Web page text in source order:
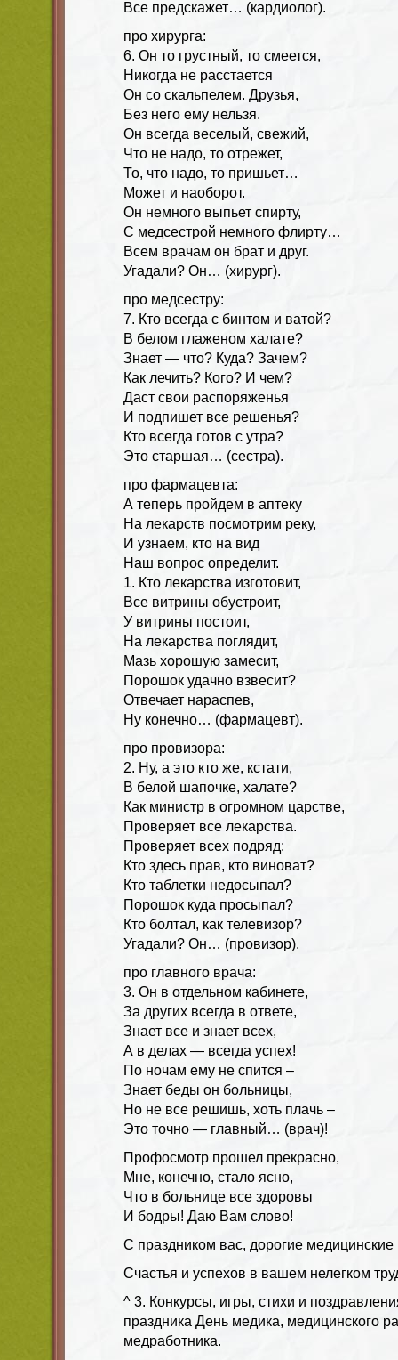
Все предскажет… (кардиолог).
про хирурга:
6. Он то грустный, то смеется,
Никогда не расстается
Он со скальпелем. Друзья,
Без него ему нельзя.
Он всегда веселый, свежий,
Что не надо, то отрежет,
То, что надо, то пришьет…
Может и наоборот.
Он немного выпьет спирту,
С медсестрой немного флирту…
Всем врачам он брат и друг.
Угадали? Он… (хирург).
про медсестру:
7. Кто всегда с бинтом и ватой?
В белом глаженом халате?
Знает — что? Куда? Зачем?
Как лечить? Кого? И чем?
Даст свои распоряженья
И подпишет все решенья?
Кто всегда готов с утра?
Это старшая… (сестра).
про фармацевта:
А теперь пройдем в аптеку
На лекарств посмотрим реку,
И узнаем, кто на вид
Наш вопрос определит.
1. Кто лекарства изготовит,
Все витрины обустроит,
У витрины постоит,
На лекарства поглядит,
Мазь хорошую замесит,
Порошок удачно взвесит?
Отвечает нараспев,
Ну конечно… (фармацевт).
про провизора:
2. Ну, а это кто же, кстати,
В белой шапочке, халате?
Как министр в огромном царстве,
Проверяет все лекарства.
Проверяет всех подряд:
Кто здесь прав, кто виноват?
Кто таблетки недосыпал?
Порошок куда просыпал?
Кто болтал, как телевизор?
Угадали? Он… (провизор).
про главного врача:
3. Он в отдельном кабинете,
За других всегда в ответе,
Знает все и знает всех,
А в делах — всегда успех!
По ночам ему не спится –
Знает беды он больницы,
Но не все решишь, хоть плачь –
Это точно — главный… (врач)!
Профосмотр прошел прекрасно,
Мне, конечно, стало ясно,
Что в больнице все здоровы
И бодры! Даю Вам слово!
С праздником вас, дорогие медицинские
Счастья и успехов в вашем нелегком
^ 3. Конкурсы, игры, стихи и
праздника День медика, медицинского
медработника.